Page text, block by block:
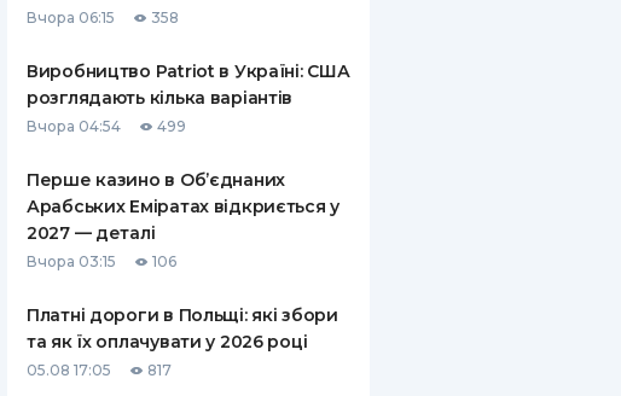
СТРАХУВАННЮ
ВСІ СТРАХОВІ ПОЛІСИ
ВІДГУКИ ПРО СТРАХОВІ
КОМПАНІЇ
КОНТАКТИ
Вчора 06:15 358
Виробництво Patriot в Україні: США
розглядають кілька варіантів
Вчора 04:54 499
Перше казино в Об’єднаних
Арабських Еміратах відкриється у
2027 — деталі
Вчора 03:15 106
Платні дороги в Польщі: які збори
та як їх оплачувати у 2026 році
05.08 17:05 817